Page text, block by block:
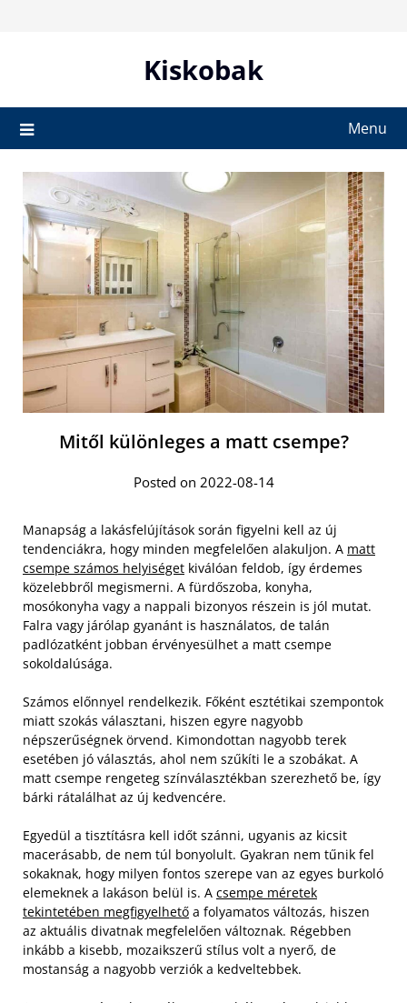
Kiskobak
Menu
Mitől különleges a matt csempe?
Posted on 2022-08-14
Manapság a lakásfelújítások során figyelni kell az új
tendenciákra, hogy minden megfelelően alakuljon. A matt
csempe számos helyiséget kiválóan feldob, így érdemes
közelebbről megismerni. A fürdőszoba, konyha,
mosókonyha vagy a nappali bizonyos részein is jól mutat.
Falra vagy járólap gyanánt is használatos, de talán
padlózatként jobban érvényesülhet a matt csempe
sokoldalúsága.
Számos előnnyel rendelkezik. Főként esztétikai szempontok
miatt szokás választani, hiszen egyre nagyobb
népszerűségnek örvend. Kimondottan nagyobb terek
esetében jó választás, ahol nem szűkíti le a szobákat. A
matt csempe rengeteg színválasztékban szerezhető be, így
bárki rátalálhat az új kedvencére.
Egyedül a tisztításra kell időt szánni, ugyanis az kicsit
macerásabb, de nem túl bonyolult. Gyakran nem tűnik fel
sokaknak, hogy milyen fontos szerepe van az egyes burkoló
elemeknek a lakáson belül is. A csempe méretek
tekintetében megfigyelhető a folyamatos változás, hiszen
az aktuális divatnak megfelelően változnak. Régebben
inkább a kisebb, mozaikszerű stílus volt a nyerő, de
mostanság a nagyobb verziók a kedveltebbek.